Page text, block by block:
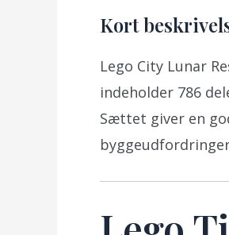
Kort
Lego City Lunar
indeholder 786
Sættet giver en